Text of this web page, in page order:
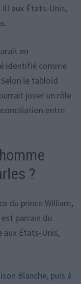
aux États-Unis,
en
identifié comme
le tabloïd
jouer un rôle
entre
?
du prince William,
parrain du
aux États-Unis,
Blanche, puis à